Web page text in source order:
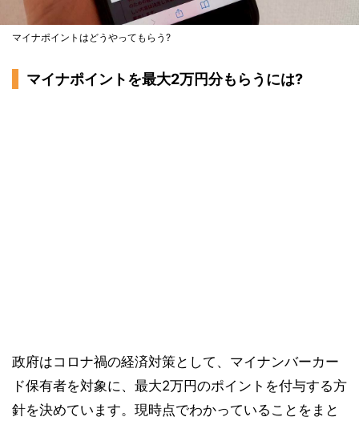
マイナポイントはどうやってもらう?
マイナポイントを最大2万円分もらうには?
政府はコロナ禍の経済対策として、マイナンバーカー
ド保有者を対象に、最大2万円のポイントを付与する方
針を決めています。現時点でわかっていることをまと